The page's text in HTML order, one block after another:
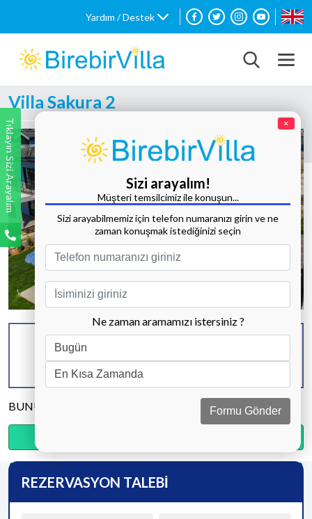
Yardım / Destek
Villa Sakura 2
Tüm Fotoğrafları Göster
KAPASİTE
8 KİŞİ
BANYO & WC
4 ADET
YATAK ODASI
BUNU PAYLAŞ
REZERVASYON TALEBİ
Tıklayın Sizi Arayalım ×
Sizi arayalım!
Müşteri temsilcimiz ile konuşun...
Sizi arayabilmemiz için telefon numaranızı girin ve ne
zaman konuşmak istediğinizi seçin
Ne zaman aramamızı istersiniz ?
Formu Gönder